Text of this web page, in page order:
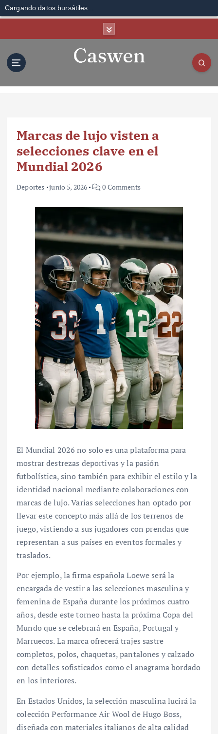
Cargando datos bursátiles...
Marcas de lujo visten a
selecciones clave en el
Mundial 2026
Deportes junio 5, 2026 0 Comments
El Mundial 2026 no solo es una plataforma para
mostrar destrezas deportivas y la pasión
futbolística, sino también para exhibir el estilo y la
identidad nacional mediante colaboraciones con
marcas de lujo. Varias selecciones han optado por
llevar este concepto más allá de los terrenos de
juego, vistiendo a sus jugadores con prendas que
representan a sus países en eventos formales y
traslados.
Por ejemplo, la firma española Loewe será la
encargada de vestir a las selecciones masculina y
femenina de España durante los próximos cuatro
años, desde este torneo hasta la próxima Copa del
Mundo que se celebrará en España, Portugal y
Marruecos. La marca ofrecerá trajes sastre
completos, polos, chaquetas, pantalones y calzado
con detalles sofisticados como el anagrama bordado
en los interiores.
En Estados Unidos, la selección masculina lucirá la
colección Performance Air Wool de Hugo Boss,
diseñada con materiales italianos de alta calidad